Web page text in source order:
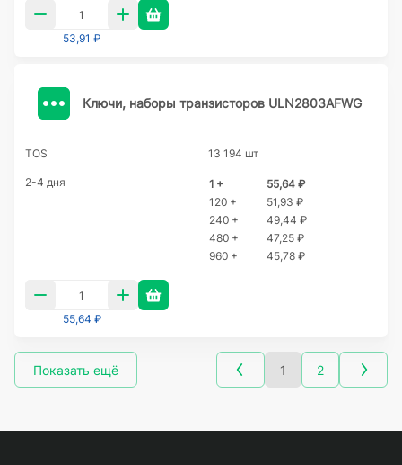
53,91 ₽
Ключи, наборы транзисторов ULN2803AFWG
TOS 13 194 шт
2-4 дня 1 +
55,64 ₽
120 +
51,93 ₽
240 +
49,44 ₽
480 +
47,25 ₽
960 +
45,78 ₽
55,64 ₽
Показать ещё 1 2